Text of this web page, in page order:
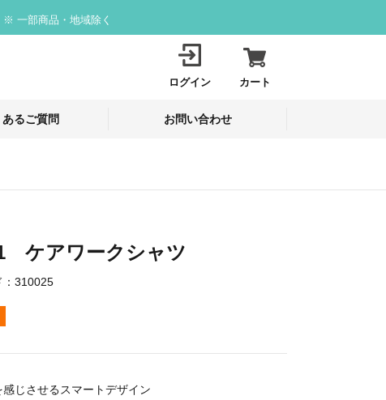
※ 一部商品・地域除く
ログイン カート
あるご質問 お問い合わせ
ケアワークシャツ
310025
じさせるスマートデザイン